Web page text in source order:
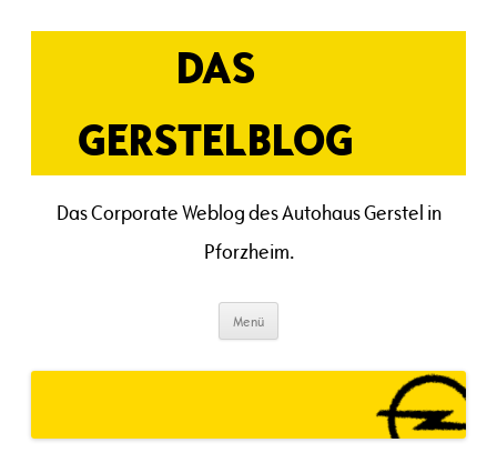
Inhalt
DAS
GERSTELBLOG
Das Corporate Weblog des Autohaus Gerstel in
Pforzheim.
Menü